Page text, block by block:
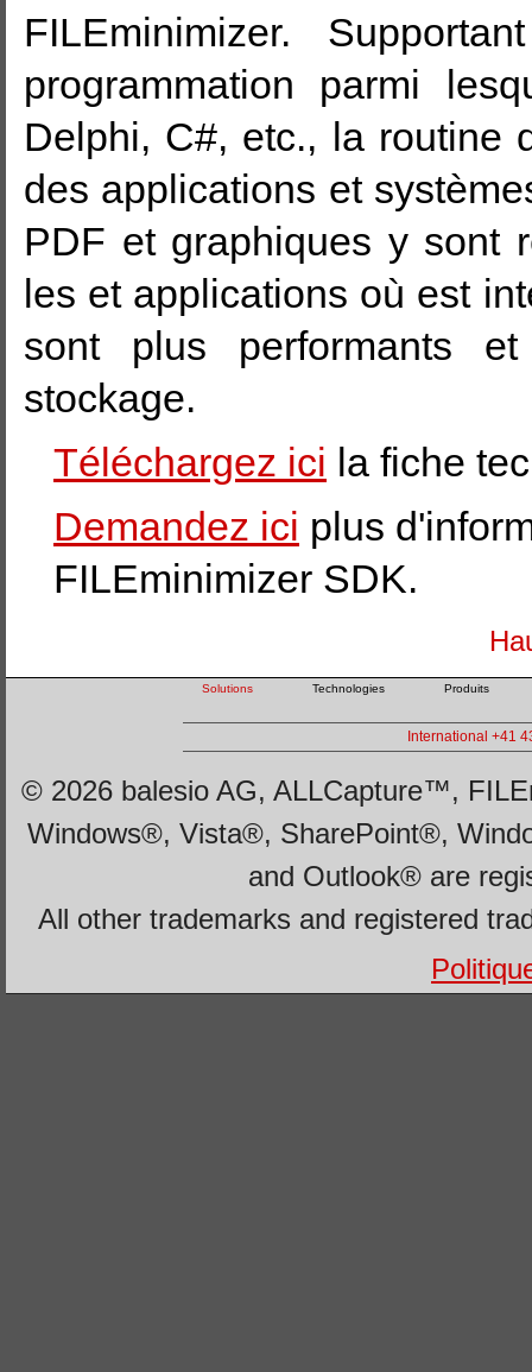
FILEminimizer.
programmation parmi
Delphi, C#, etc., la routine
des applications et
PDF et graphiques y sont
les et applications où est
sont plus performants
stockage.
Téléchargez ici la fiche
Demandez ici plus
FILEminimizer SDK.
Solutions Technologies Produits
International +41
© 2026 balesio AG, ALLCapture™,
Windows®, Vista®, SharePoint®,
and Outlook® are
All other trademarks and registered